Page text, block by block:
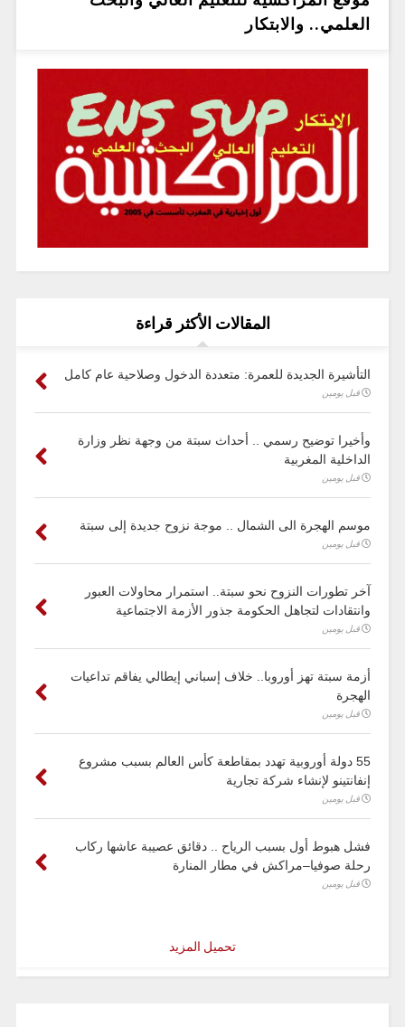
العلمي.. والابتكار
المقالات الأكثر قراءة
التأشيرة الجديدة للعمرة: متعددة الدخول وصلاحية عام كامل
قبل يومين
وأخيرا توضيح رسمي .. أحداث سبتة من وجهة نظر وزارة
الداخلية المغربية
قبل يومين
موسم الهجرة الى الشمال .. موجة نزوح جديدة إلى سبتة
قبل يومين
آخر تطورات النزوح نحو سبتة.. استمرار محاولات العبور
وانتقادات لتجاهل الحكومة جذور الأزمة الاجتماعية
قبل يومين
أزمة سبتة تهز أوروبا.. خلاف إسباني إيطالي يفاقم تداعيات
الهجرة
قبل يومين
55 دولة أوروبية تهدد بمقاطعة كأس العالم بسبب مشروع
إنفانتينو لإنشاء شركة تجارية
قبل يومين
فشل هبوط أول بسبب الرياح .. دقائق عصيبة عاشها ركاب
رحلة صوفيا–مراكش في مطار المنارة
قبل يومين
تحميل المزيد